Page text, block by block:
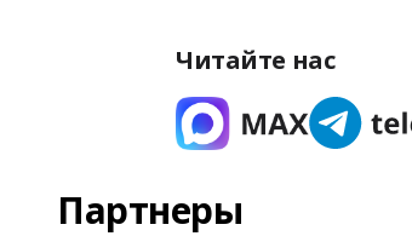
Читайте нас
Партнеры